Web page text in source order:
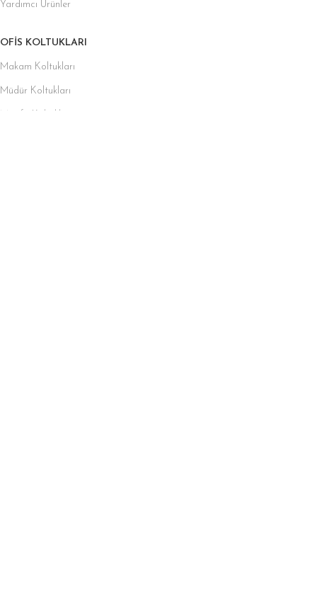
Yardımcı Ürünler
OFIS KOLTUKLARI
Makam Koltukları
Müdür Koltukları